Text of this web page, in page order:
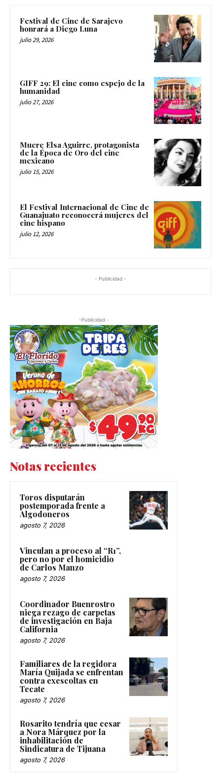
Festival de Cine de Sarajevo
honrará a Diego Luna
julio 29, 2026
GIFF 29: El cine como espejo de la
humanidad
julio 27, 2026
Muere Elsa Aguirre, protagonista
de la Época de Oro del cine
mexicano
julio 15, 2026
El Festival Internacional de Cine de
Guanajuato reconocerá mujeres del
cine hispano
julio 12, 2026
- Publicidad -
-Publicidad -
Notas recientes
Toros disputarán
postemporada frente a
Algodoneros
agosto 7, 2026
Vinculan a proceso al “R1”,
pero no por el homicidio
de Carlos Manzo
agosto 7, 2026
Coordinador Buenrostro
niega rezago de carpetas
de investigación en Baja
California
agosto 7, 2026
Familiares de la regidora
María Quijada se enfrentan
contra exescoltas en
Tecate
agosto 7, 2026
Rosarito tendría que cesar
a Nora Márquez por la
inhabilitación de
Sindicatura de Tijuana
agosto 7, 2026